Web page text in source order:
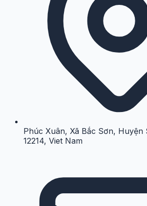
Phúc Xuân, Xã Bắc Sơn, Huyện
12214, Viet Nam